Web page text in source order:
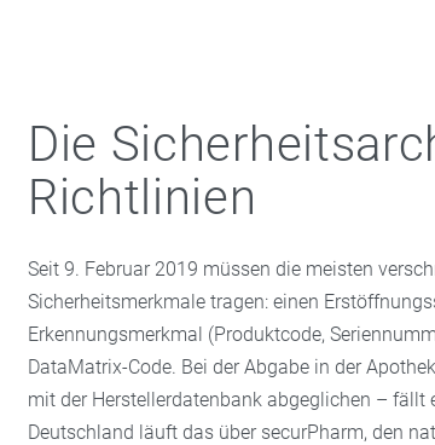
Die
Richtlinien
Seit 9. Februar 2019 müssen die meisten
Sicherheitsmerkmale tragen: einen
Erkennungsmerkmal (Produktcode,
DataMatrix-Code. Bei der Abgabe in der
mit der Herstellerdatenbank abgeglichen –
Deutschland läuft das über securPharm, den